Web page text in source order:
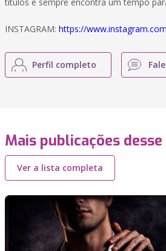
INSTAGRAM: https://
Perfil completo
Mais publicações
Ver a lista completa